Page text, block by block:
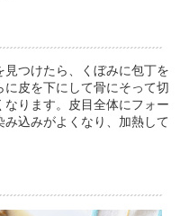
つけたら、くぼみに包丁を
皮を下にして骨にそって切
なります。皮目全体にフォー
込みがよくなり、加熱して